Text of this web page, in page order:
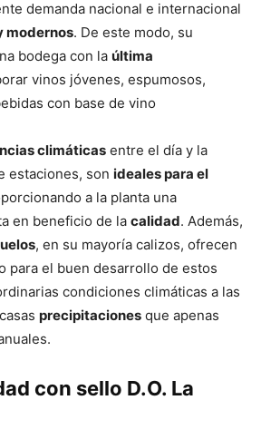
demanda nacional e internacional
modernos. De este modo, su
bodega con la última
vinos jóvenes, espumosos,
con base de vino
climáticas entre el día y la
estaciones, son ideales para el
a la planta una
en beneficio de la calidad. Además,
, en su mayoría calizos, ofrecen
para el buen desarrollo de estos
condiciones climáticas a las
precipitaciones que apenas
con sello D.O. La